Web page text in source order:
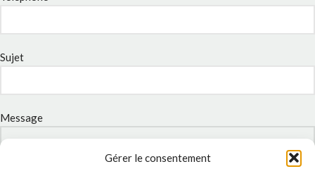
Gérer le consentement
Sujet
Message